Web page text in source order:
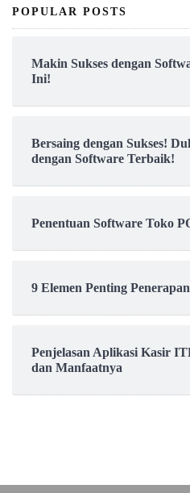
POPULAR POSTS
Makin Sukses dengan
Ini!
Bersaing dengan Sukses!
dengan Software Terbaik!
Penentuan Software Toko
9 Elemen Penting
Penjelasan Aplikasi Kasir
dan Manfaatnya